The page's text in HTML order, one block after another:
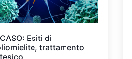
Esiti di
trattamento